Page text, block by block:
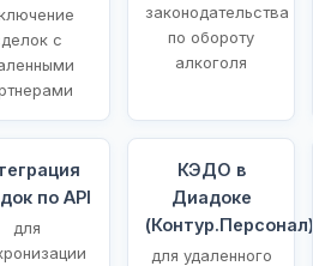
с
законодательства
по обороту
алкоголя
по API
для
КЭДО в
Диадоке
(Контур.Персонал)
для удаленного